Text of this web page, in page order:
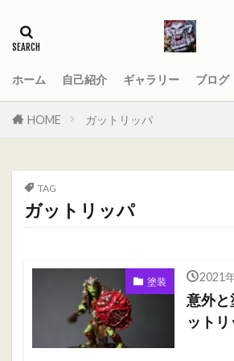
ホーム 自己紹介 ギャラリー ブログ
HOME ガットリッパ
TAG
ガットリッパ
塗装 2021
意外と
ット
AGE_OF_SIGMAR
Total War WARHAMMER
Total War WARHAMMER Ⅱ
Warhammer 40
Warhammer
オールドワールド
ガットリ
ティーンチ
テキサスチェーン
トゥームキング
ドワーフ
ビーストマン